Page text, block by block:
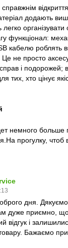
додають
організувати
функціонал:
кабелю роблять
не просто
і подорожей;
тих, хто цінує
немного больше
прогулку, чтоб
дня.
дуже приємно,
відгук і
Бажаємо